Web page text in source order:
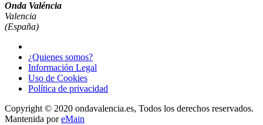
Onda Valéncia
Valencia
(España)
¿Quienes somos?
Información Legal
Uso de Cookies
Política de privacidad
Copyright © 2020 ondavalencia.es, Todos los derechos reservados.
Mantenida poreMain